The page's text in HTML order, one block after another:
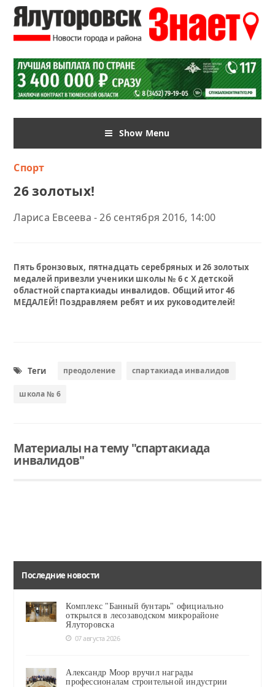
Show Menu
Спорт
26 золотых!
Лариса Евсеева - 26 сентября 2016, 14:00
Пять бронзовых, пятнадцать серебряных и 26 золотых
медалей привезли ученики школы № 6 с X детской
областной спартакиады инвалидов. Общий итог 46
МЕДАЛЕЙ! Поздравляем ребят и их руководителей!
Теги преодоление спартакиада инвалидов
школа № 6
Материалы на тему "спартакиада
инвалидов"
Последние новости
Комплекс "Банный бунтарь" официально
открылся в лесозаводском микрорайоне
Ялуторовска
07 августа 2026
Александр Моор вручил награды
профессионалам строительной индустрии